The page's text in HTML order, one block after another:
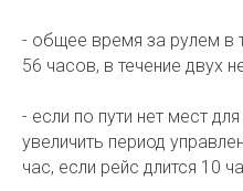
- общее время за рулем в
56 часов, в течение двух
- если по пути нет мест
увеличить период
час, если рейс длится 10